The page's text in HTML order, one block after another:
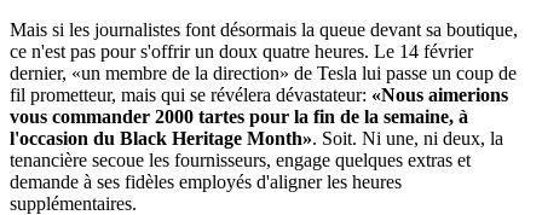
Mais si les journalistes font désormais la queue devant sa boutique,
ce n'est pas pour s'offrir un doux quatre heures. Le 14 février
dernier, «un membre de la direction» de Tesla lui passe un coup de
fil prometteur, mais qui se révélera dévastateur: «Nous aimerions
vous commander 2000 tartes pour la fin de la semaine, à
l'occasion du Black Heritage Month». Soit. Ni une, ni deux, la
tenancière secoue les fournisseurs, engage quelques extras et
demande à ses fidèles employés d'aligner les heures
supplémentaires.